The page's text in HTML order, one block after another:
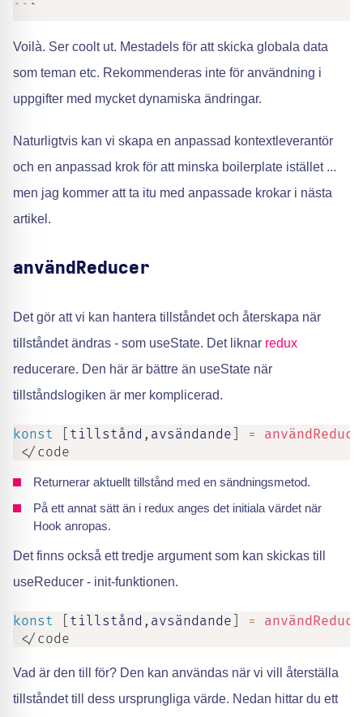
Voilà. Ser coolt ut. Mestadels för att skicka globala data
som teman etc. Rekommenderas inte för användning i
uppgifter med mycket dynamiska ändringar.
Naturligtvis kan vi skapa en anpassad kontextleverantör
och en anpassad krok för att minska boilerplate istället ...
men jag kommer att ta itu med anpassade krokar i nästa
artikel.
användReducer
Det gör att vi kan hantera tillståndet och återskapa när
tillståndet ändras - som useState. Det liknar redux
reducerare. Den här är bättre än useState när
tillståndslogiken är mer komplicerad.
konst tillstånd , avsändande =
</code
Returnerar aktuellt tillstånd med en sändningsmetod.
På ett annat sätt än i redux anges det initiala värdet när
Hook anropas.
Det finns också ett tredje argument som kan skickas till
useReducer - init-funktionen.
konst tillstånd , avsändande =
</code
Vad är den till för? Den kan användas när vi vill återställa
tillståndet till dess ursprungliga värde. Nedan hittar du ett